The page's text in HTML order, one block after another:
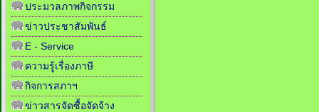
ประมวลภาพกิจกรรม
ข่าวประชาสัมพันธ์
E - Service
ความรู้เรื่องภาษี
กิจการสภาฯ
ข่าวสารจัดซื้อจัดจ้าง